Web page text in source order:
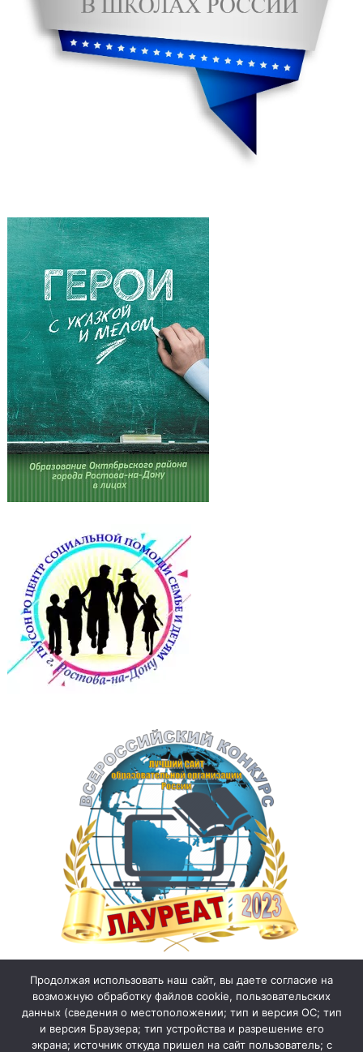
Продолжая использовать наш сайт, вы даете согласие на
возможную обработку файлов cookie, пользовательских
данных (сведения о местоположении; тип и версия ОС; тип
и версия Браузера; тип устройства и разрешение его
экрана; источник откуда пришел на сайт пользователь; с